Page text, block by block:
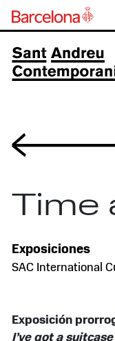
Time
Exposiciones
SAC International
Exposición
I’ve got a